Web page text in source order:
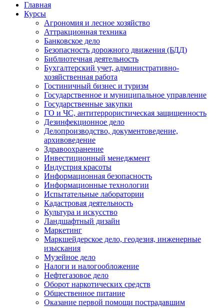
Главная
Курсы
Агрономия и лесное хозяйство
Аттракционная техника
Банковское дело
Безопасность дорожного движения (БДД)
Библиотечная деятельность
Бухгалтерский учет, административно-
хозяйственная работа
Гостиничный бизнес и туризм
Государственное и муниципальное управление
Государственные закупки
ГО и ЧС, антитеррористическая защищенность
Дезинфекционное дело
Делопроизводство, документоведение,
архивоведение
Здравоохранение
Инвестиционный менеджмент
Индустрия красоты
Информационная безопасность
Информационные технологии
Испытательные лаборатории
Кадастровая деятельность
Культура и искусство
Ландшафтный дизайн
Маркетинг
Маркшейдерское дело, геодезия, инженерные
изыскания
Музейное дело
Налоги и налогообложение
Нефтегазовое дело
Оборот наркотических средств
Общественное питание
Оказание первой помощи пострадавшим